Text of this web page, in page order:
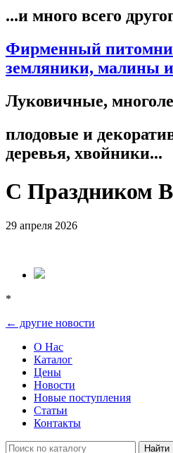
...и много всего
Фирменный
земляники, малины
Луковичные,
плодовые и
деревья, хвойники...
С Праздником
29 апреля 2026
*
← другие новости
О Нас
Каталог
Цены
Новости
Новые поступления
Статьи
Контакты